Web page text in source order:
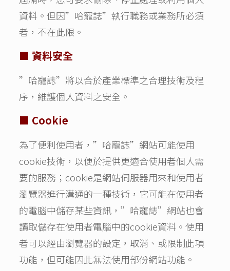
資料。但因”哈寵誌”執行職務或業務所必須
者，不在此限。
■ 資料安全
”哈寵誌”將以合於產業標準之合理技術及程
序，維護個人資料之安全。
■ Cookie
為了便利使用者，”哈寵誌”網站可能使用
cookie技術，以便於提供更適合使用者個人需
要的服務；cookie是網站伺服器用來和使用者
瀏覽器進行溝通的一種技術，它可能在使用者
的電腦中儲存某些資訊，”哈寵誌”網站也會
讀取儲存在使用者電腦中的cookie資料。使用
者可以經由瀏覽器的設定，取消、或限制此項
功能，但可能因此無法使用部份網站功能。